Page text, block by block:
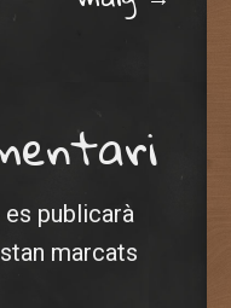
publicarà
marcats